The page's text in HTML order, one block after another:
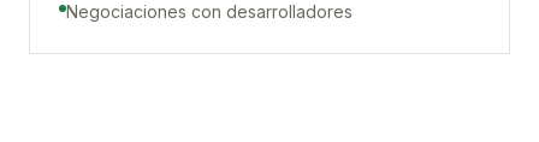
Negociaciones con desarrolladores